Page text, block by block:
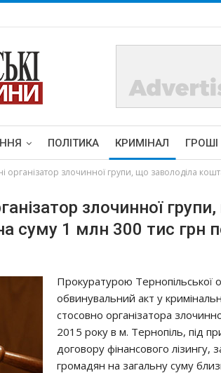
ПОЛІТИКА КРИМІНАЛ ГРОШІ
організатор злочинної групи, що заволоділа
злочинної
суму 1 млн 300 тис грн
Прокуратурою Тернопільської
обвинувальний акт у
стосовно організатора
2015 року в м. Тернопіль, під
договору фінансового лізингу,
громадян на загальну суму